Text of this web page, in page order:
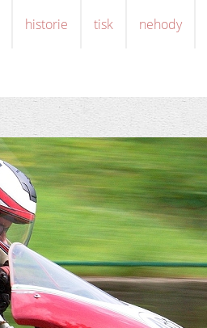
historie tisk nehody